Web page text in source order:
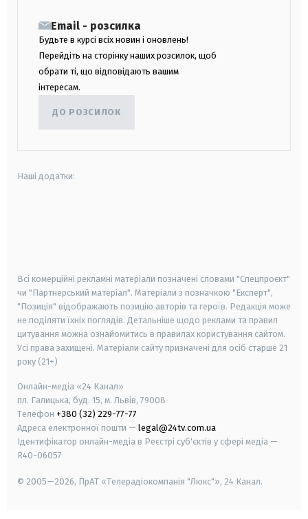
Email - розсилка
Будьте в курсі всіх новин і оновлень!
Перейдіть на сторінку наших розсилок, щоб
обрати ті, що відповідають вашим
інтересам.
ДО РОЗСИЛОК
Наші додатки:
Всі комерційні рекламні матеріали позначені словами "Спецпроєкт"
чи "Партнерський матеріал". Матеріали з позначкою "Експерт",
"Позиція" відображають позицію авторів та героїв. Редакція може
не поділяти їхніх поглядів. Детальніше щодо реклами та правил
цитування можна ознайомитись в правилах користування сайтом.
Усі права захищені. Матеріали сайту призначені для осіб старше 21
року (21+)
Онлайн-медіа «24 Канал»
пл. Галицька, буд. 15, м. Львів, 79008
Телефон +380 (32) 229-77-77
Адреса електронної пошти — legal@24tv.com.ua
Ідентифікатор онлайн-медіа в Реєстрі суб'єктів у сфері медіа —
R40-06057
© 2005—2026, ПрАТ «Телерадіокомпанія "Люкс"», 24 Канал.